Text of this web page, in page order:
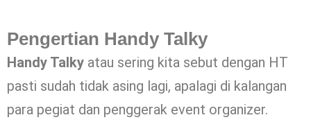
Pengertian Handy Talky
Handy Talky atau sering kita sebut dengan HT
pasti sudah tidak asing lagi, apalagi di kalangan
para pegiat dan penggerak event organizer.